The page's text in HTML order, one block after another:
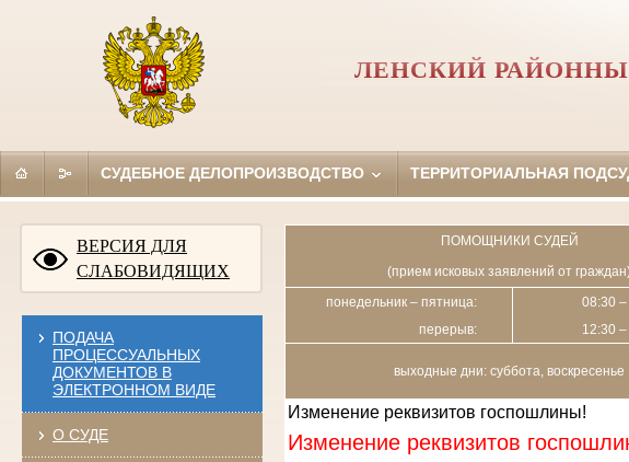
ЛЕНСКИЙ
СУДЕБНОЕ ДЕЛОПРОИЗВОДСТВО ТЕРРИТОРИАЛЬНАЯ
ВЕРСИЯ ДЛЯ
СЛАБОВИДЯЩИХ
ПОДАЧА
ПРОЦЕССУАЛЬНЫХ
ДОКУМЕНТОВ В
ЭЛЕКТРОННОМ ВИДЕ
О СУДЕ
ПОМОЩНИКИ СУДЕЙ
(прием исковых заявлений от
понедельник – пятница:
перерыв:
08:30
12:30
выходные дни: суббота, воскресенье
Изменение реквизитов госпошлины!
Изменение реквизитов